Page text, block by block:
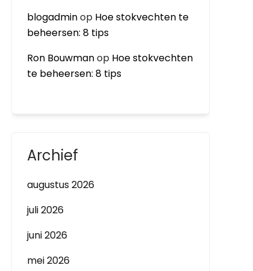
blogadminop Hoe stokvechten te
beheersen: 8 tips
Ron Bouwmanop Hoe stokvechten
te beheersen: 8 tips
Archief
augustus 2026
juli 2026
juni 2026
mei 2026